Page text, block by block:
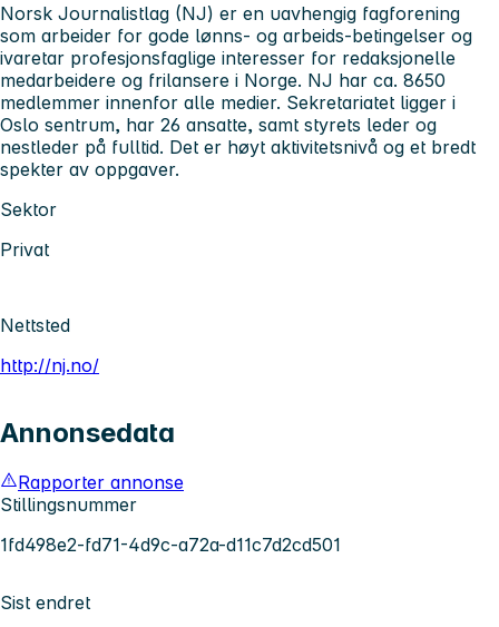
Norsk Journalistlag (NJ) er en uavhengig fagforening
som arbeider for gode lønns- og arbeids-betingelser og
ivaretar profesjonsfaglige interesser for redaksjonelle
medarbeidere og frilansere i Norge. NJ har ca. 8650
medlemmer innenfor alle medier. Sekretariatet ligger i
Oslo sentrum, har 26 ansatte, samt styrets leder og
nestleder på fulltid. Det er høyt aktivitetsnivå og et bredt
spekter av oppgaver.
Sektor
Privat
Nettsted
http://nj.no/
Annonsedata
Rapporter annonse
Stillingsnummer
1fd498e2-fd71-4d9c-a72a-d11c7d2cd501
Sist endret